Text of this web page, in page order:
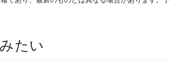
たい